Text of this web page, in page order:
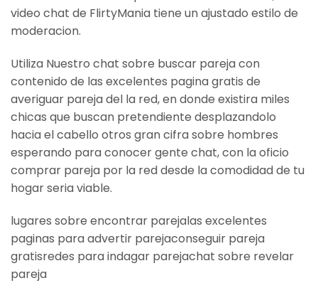
video chat de FlirtyMania tiene un ajustado estilo de
moderacion.
Utiliza Nuestro chat sobre buscar pareja con
contenido de las excelentes pagina gratis de
averiguar pareja del la red, en donde existira miles
chicas que buscan pretendiente desplazandolo
hacia el cabello otros gran cifra sobre hombres
esperando para conocer gente chat, con la oficio
comprar pareja por la red desde la comodidad de tu
hogar seri­a viable.
lugares sobre encontrar parejalas excelentes
paginas para advertir parejaconseguir pareja
gratisredes para indagar parejachat sobre revelar
pareja